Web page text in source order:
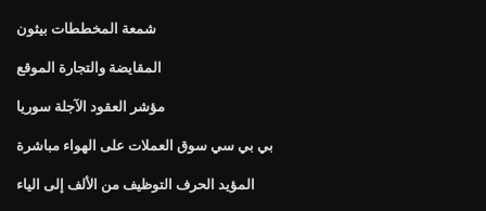
شمعة المخططات بيثون
المقايضة والتجارة الموقع
مؤشر العقود الآجلة سوريا
بي بي سي سوق العملات على الهواء مباشرة
المؤيد الحرف التوظيف من الألف إلى الياء